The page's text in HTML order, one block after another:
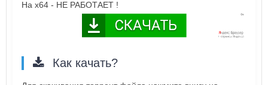
На х64 - НЕ РАБОТАЕТ !
Как качать?